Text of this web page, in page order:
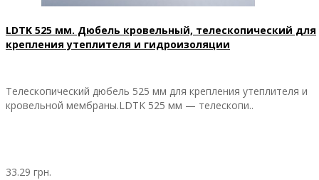
LDTK 525 мм. Дюбель кровельный, телескопический для
крепления утеплителя и гидроизоляции
Телескопический дюбель 525 мм для крепления утеплителя и
кровельной мембраны.LDTK 525 мм — телескопи..
33.29 грн.